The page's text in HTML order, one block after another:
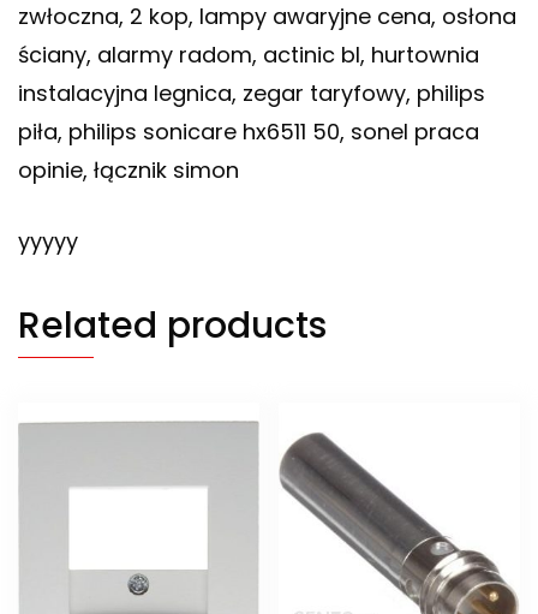
zwłoczna, 2 kop, lampy awaryjne cena, osłona
ściany, alarmy radom, actinic bl, hurtownia
instalacyjna legnica, zegar taryfowy, philips
piła, philips sonicare hx6511 50, sonel praca
opinie, łącznik simon
yyyyy
Related products